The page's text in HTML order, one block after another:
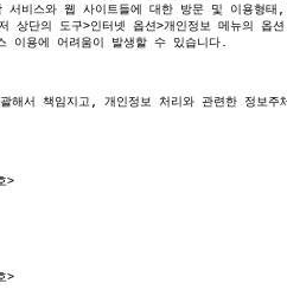
비스와 웹 사이트들에 대한 방문 및 이용형
상단의 도구>인터넷 옵션>개인정보 메뉴의 옵
이용에 어려움이 발생할 수 있습니다.
해서 책임지고, 개인정보 처리와 관련한 정보
>
>